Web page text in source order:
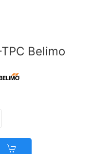
Belimo